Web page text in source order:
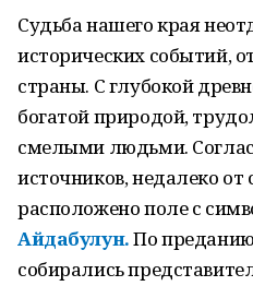
Судьба нашего края
исторических событий,
страны. С глубокой
богатой природой,
смелыми людьми.
источников, недалеко
расположено поле с
Айдабулун.По
собирались